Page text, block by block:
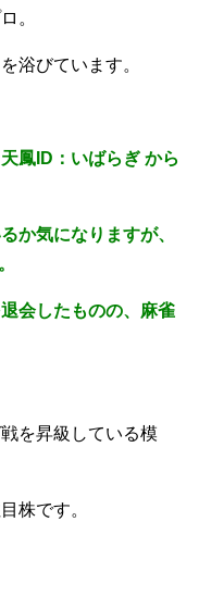
。
浴びています。
鳳ID：いばらぎ から
か気になりますが、
会したものの、麻雀
を昇級している模
株です。